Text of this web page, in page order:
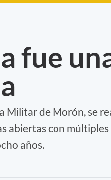
fue
Militar de Morón, se
abiertas con
años.